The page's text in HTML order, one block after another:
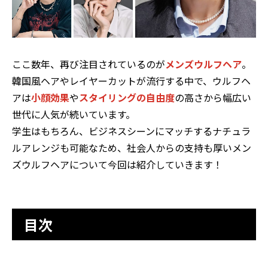
ここ数年、再び注目されているのがメンズウルフヘア。
韓国風ヘアやレイヤーカットが流行する中で、ウルフヘ
アは小顔効果やスタイリングの自由度の高さから幅広い
世代に人気が続いています。
学生はもちろん、ビジネスシーンにマッチするナチュラ
ルアレンジも可能なため、社会人からの支持も厚いメン
ズウルフヘアについて今回は紹介していきます！
目次